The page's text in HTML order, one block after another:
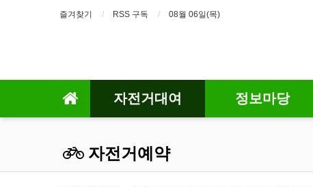
즐겨찾기 RSS 구독 08월 06일(목)
자전거대여 정보마당
자전거예약